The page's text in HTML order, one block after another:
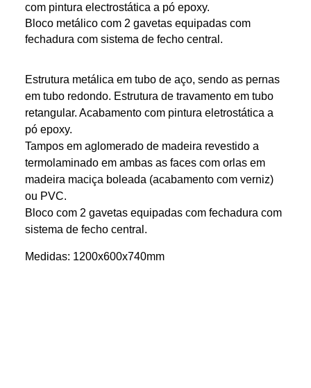
com pintura electrostática a pó epoxy.
Bloco metálico com 2 gavetas equipadas com
fechadura com sistema de fecho central.
Estrutura metálica em tubo de aço, sendo as pernas
em tubo redondo. Estrutura de travamento em tubo
retangular. Acabamento com pintura eletrostática a
pó epoxy.
Tampos em aglomerado de madeira revestido a
termolaminado em ambas as faces com orlas em
madeira maciça boleada (acabamento com verniz)
ou PVC.
Bloco com 2 gavetas equipadas com fechadura com
sistema de fecho central.
Medidas: 1200x600x740mm